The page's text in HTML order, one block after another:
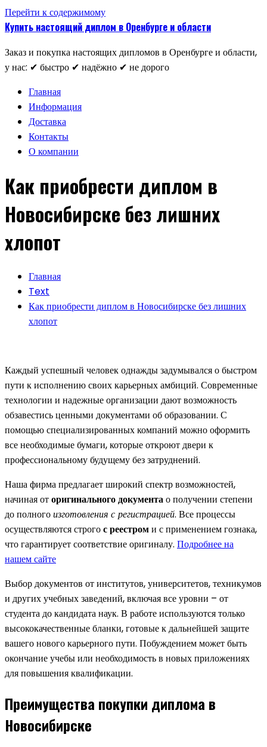
Перейти к содержимому
Купить настоящий диплом в Оренбурге и области
Заказ и покупка настоящих дипломов в Оренбурге и области,
у нас: ✔ быстро ✔ надёжно ✔ не дорого
Главная
Информация
Доставка
Контакты
О компании
Как приобрести диплом в
Новосибирске без лишних
хлопот
Главная
Text
Как приобрести диплом в Новосибирске без лишних
хлопот
Каждый успешный человек однажды задумывался о быстром
пути к исполнению своих карьерных амбиций. Современные
технологии и надежные организации дают возможность
обзавестись ценными документами об образовании. С
помощью специализированных компаний можно оформить
все необходимые бумаги, которые откроют двери к
профессиональному будущему без затруднений.
Наша фирма предлагает широкий спектр возможностей,
начиная оторигинального документао получении степени
до полногоизготовления с регистрацией. Все процессы
осуществляются строгос реестроми с применением гознака,
что гарантирует соответствие оригиналу. Подробнее на
нашем сайте
Выбор документов от институтов, университетов, техникумов
и других учебных заведений, включая все уровни – от
студента до кандидата наук. В работе используются только
высококачественные бланки, готовые к дальнейшей защите
вашего нового карьерного пути. Побуждением может быть
окончание учебы или необходимость в новых приложениях
для повышения квалификации.
Преимущества покупки диплома в
Новосибирске